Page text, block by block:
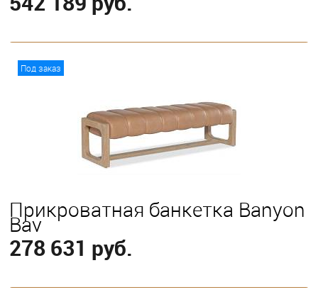
Под заказ
Прикроватная банкетка Banyon
Bay
278 631 руб.